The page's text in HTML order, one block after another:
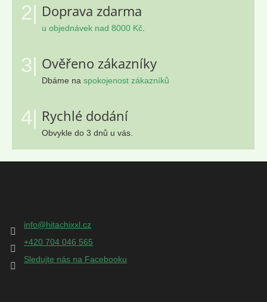
2| Doprava zdarma
u objednávek nad 8000 Kč
3| Ověřeno zákazníky
Dbáme na spokojenost zákazníků
4| Rychlé dodání
Obvykle do 3 dnů u vás.
info@hitachixxl.cz
+420 704 046 565
Sledujte nás na Facebooku